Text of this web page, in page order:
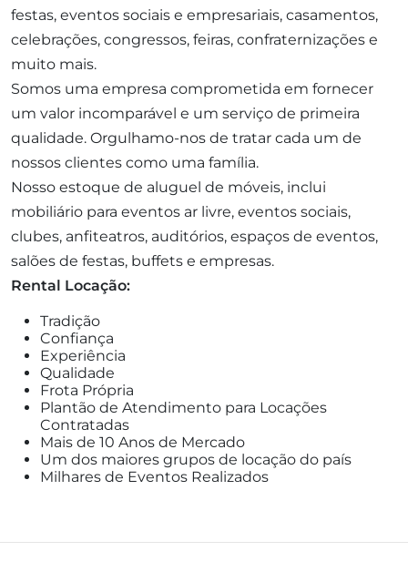
festas, eventos sociais e empresariais, casamentos,
celebrações, congressos, feiras, confraternizações e
muito mais.
Somos uma empresa comprometida em fornecer
um valor incomparável e um serviço de primeira
qualidade. Orgulhamo-nos de tratar cada um de
nossos clientes como uma família.
Nosso estoque de aluguel de móveis, inclui
mobiliário para eventos ar livre, eventos sociais,
clubes, anfiteatros, auditórios, espaços de eventos,
salões de festas, buffets e empresas.
Rental Locação:
Tradição
Confiança
Experiência
Qualidade
Frota Própria
Plantão de Atendimento para Locações
Contratadas
Mais de 10 Anos de Mercado
Um dos maiores grupos de locação do país
Milhares de Eventos Realizados